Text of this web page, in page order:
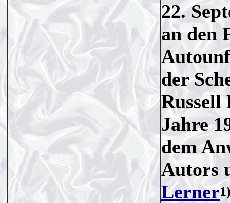
22.
an den
der
Russell
Jahre
dem
Autors
Lerner